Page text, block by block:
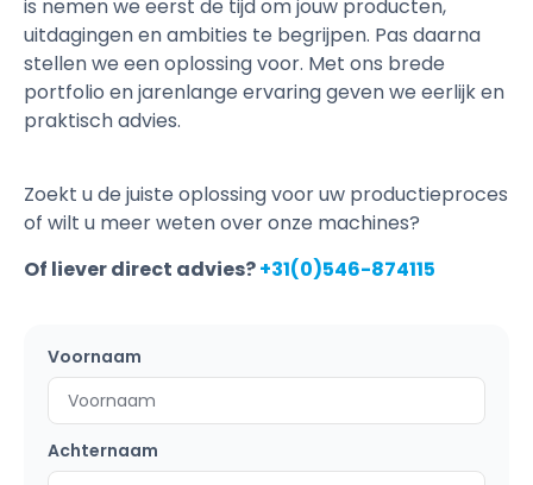
is nemen we eerst de tijd om jouw producten,
uitdagingen en ambities te begrijpen. Pas daarna
stellen we een oplossing voor. Met ons brede
portfolio en jarenlange ervaring geven we eerlijk en
praktisch advies.
Zoekt u de juiste oplossing voor uw productieproces
of wilt u meer weten over onze machines?
Of liever direct advies?+31(0)546-874115
Voornaam
Achternaam